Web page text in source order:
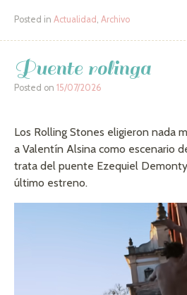
Posted in Actualidad Archivo
Puente rolinga
Posted on 15/07/2026
Los Rolling Stones eligieron nada
a Valentín Alsina como escenario
trata del puente Ezequiel
último estreno.